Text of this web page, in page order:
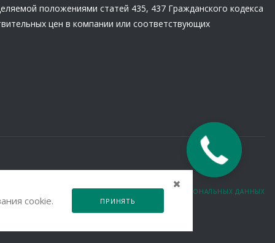
положениями статей 435, 437 Гражданского кодекса
цен в компании или соответствующих
КОНФИДЕНЦИАЛЬНОСТИ И ОБРАБОТКИ ПЕРСОНАЛЬНЫХ ДАННЫХ
СОГЛАШЕНИЕ
cookie. ПРИНЯТЬ